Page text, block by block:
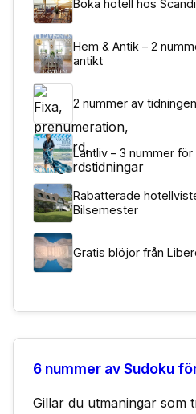
Boka hotell hos
Hem & Antik – 2
antikt
2 nummer av
Lantliv – 3 nummer
Rabatterade
Bilsemester
Gratis blöjor från
6 nummer av Sudoku
Gillar du utmaningar som